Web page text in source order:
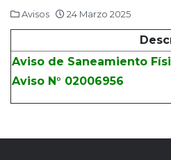
Avisos 24 Marzo 2025
Aviso de Saneamiento
Aviso N° 02006956